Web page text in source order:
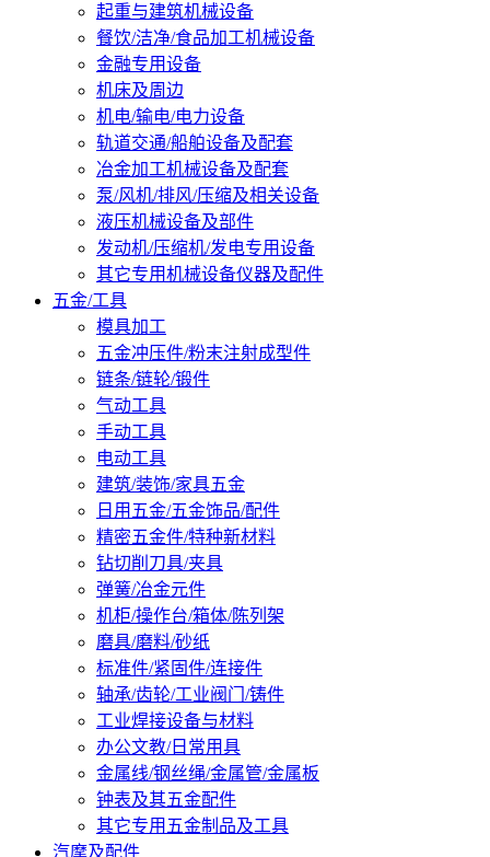
起重与建筑机械设备
餐饮/洁净/食品加工机械设备
金融专用设备
机床及周边
机电/输电/电力设备
轨道交通/船舶设备及配套
冶金加工机械设备及配套
泵/风机/排风/压缩及相关设备
液压机械设备及部件
发动机/压缩机/发电专用设备
其它专用机械设备仪器及配件
五金/工具
模具加工
五金冲压件/粉末注射成型件
链条/链轮/锻件
气动工具
手动工具
电动工具
建筑/装饰/家具五金
日用五金/五金饰品/配件
精密五金件/特种新材料
钻切削刀具/夹具
弹簧/冶金元件
机柜/操作台/箱体/陈列架
磨具/磨料/砂纸
标准件/紧固件/连接件
轴承/齿轮/工业阀门/铸件
工业焊接设备与材料
办公文教/日常用具
金属线/钢丝绳/金属管/金属板
钟表及其五金配件
其它专用五金制品及工具
汽摩及配件